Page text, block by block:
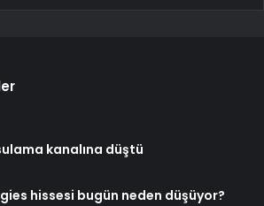
kanalına düştü
hissesi bugün neden düşüyor?